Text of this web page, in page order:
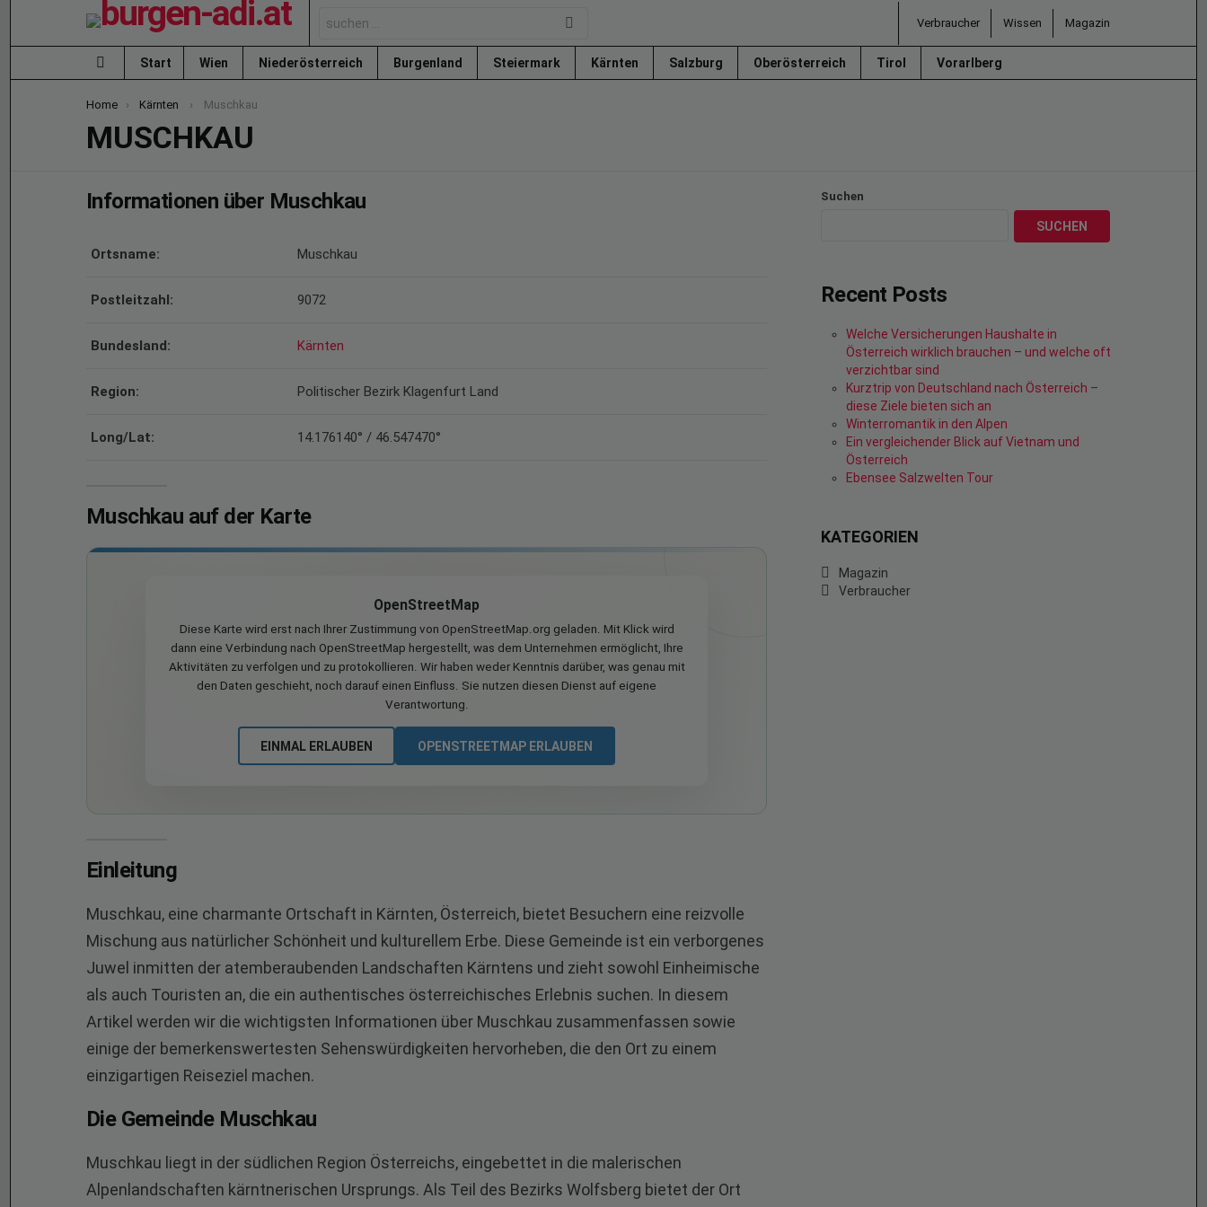
for:
Verbraucher Wissen Magazin
Menu
Start Wien Niederösterreich Burgenland Steiermark Kärnten Salzburg Oberösterreich Tirol Vorarlberg
You are here:
Home Kärnten Muschkau
MUSCHKAU
Informationen über Muschkau
Ortsname: Muschkau
Postleitzahl: 9072
Bundesland: Kärnten
Region: Politischer Bezirk Klagenfurt Land
Long/Lat: 14.176140° / 46.547470°
Muschkau auf der Karte
OpenStreetMap
Diese Karte wird erst nach Ihrer Zustimmung von OpenStreetMap.org geladen. Mit Klick wird
dann eine Verbindung nach OpenStreetMap hergestellt, was dem Unternehmen ermöglicht, Ihre
Aktivitäten zu verfolgen und zu protokollieren. Wir haben weder Kenntnis darüber, was genau mit
den Daten geschieht, noch darauf einen Einfluss. Sie nutzen diesen Dienst auf eigene
Verantwortung.
EINMAL ERLAUBEN OPENSTREETMAP ERLAUBEN
Einleitung
Muschkau, eine charmante Ortschaft in Kärnten, Österreich, bietet Besuchern eine reizvolle
Mischung aus natürlicher Schönheit und kulturellem Erbe. Diese Gemeinde ist ein verborgenes
Juwel inmitten der atemberaubenden Landschaften Kärntens und zieht sowohl Einheimische
als auch Touristen an, die ein authentisches österreichisches Erlebnis suchen. In diesem
Artikel werden wir die wichtigsten Informationen über Muschkau zusammenfassen sowie
einige der bemerkenswertesten Sehenswürdigkeiten hervorheben, die den Ort zu einem
einzigartigen Reiseziel machen.
Die Gemeinde Muschkau
Muschkau liegt in der südlichen Region Österreichs, eingebettet in die malerischen
Alpenlandschaften kärntnerischen Ursprungs. Als Teil des Bezirks Wolfsberg bietet der Ort
Suchen
SUCHEN
Recent Posts
Welche Versicherungen Haushalte in
Österreich wirklich brauchen – und welche oft
verzichtbar sind
Kurztrip von Deutschland nach Österreich –
diese Ziele bieten sich an
Winterromantik in den Alpen
Ein vergleichender Blick auf Vietnam und
Österreich
Ebensee Salzwelten Tour
KATEGORIEN
Magazin
Verbraucher